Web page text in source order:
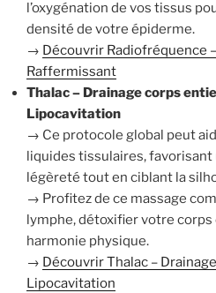
l’oxygénation de vos tissus
densité de votre épiderme.
→ Découvrir Radiofréquence
Raffermissant
Thalac – Drainage corps
Lipocavitation
→ Ce protocole global peut
liquides tissulaires, favorisant
légèreté tout en ciblant la
→ Profitez de ce massage
lymphe, détoxifier votre
harmonie physique.
→ Découvrir Thalac –
Lipocavitation